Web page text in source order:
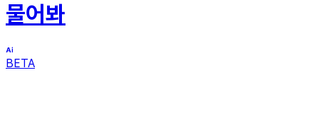
물어봐
BETA